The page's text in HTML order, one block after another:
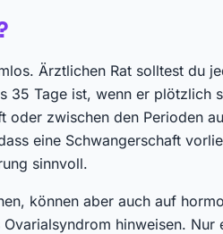
Ärztlichen Rat solltest du
35 Tage ist, wenn er plötzlich
oder zwischen den Perioden
eine Schwangerschaft
sinnvoll.
können aber auch auf
hinweisen. Nur